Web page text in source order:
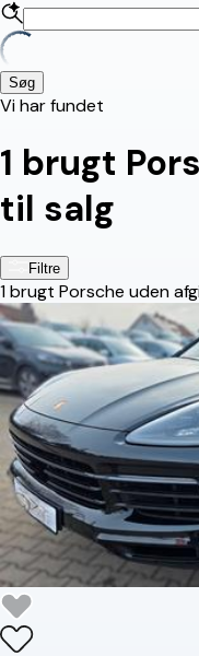
Søg
Vi har fundet
1 brugt
til salg
Filtre
1brugt Porsche uden